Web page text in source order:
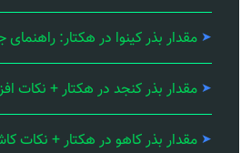
مقدار بذر کینوا در هکتار:
مقدار بذر کنجد در هکتار + نکات
مقدار بذر کاهو در هکتار + نکات